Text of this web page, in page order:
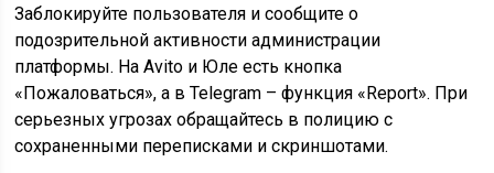
Заблокируйте пользователя и сообщите о
подозрительной активности администрации
платформы. На Avito и Юле есть кнопка
«Пожаловаться», а в Telegram – функция «Report». При
серьезных угрозах обращайтесь в полицию с
сохраненными переписками и скриншотами.